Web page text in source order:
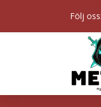
Följ oss: